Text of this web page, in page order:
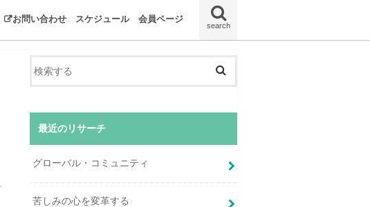
search
お問い合わせ スケジュール 会員ページ
最近のリサーチ
グローバル・コミュニティ
苦しみの心を変革する